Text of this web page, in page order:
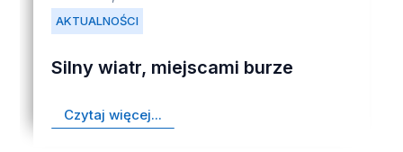
AKTUALNOŚCI
Silny wiatr, miejscami burze
Czytaj więcej...